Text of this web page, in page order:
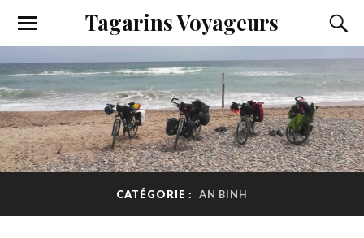
Tagarins Voyageurs
CATÉGORIE : AN BINH